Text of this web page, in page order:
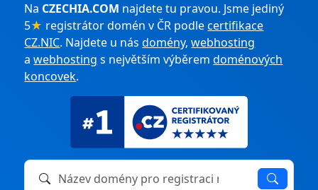
Na CZECHIA.COM najdete tu pravou. Jsme jediný
5★ registrátor domén v ČR podlecertifikace
CZ.NIC. Najdete u násdomény,webhosting
awebhosting s největším výběremdoménových
koncovek.
Název domény k registraci nebo převodu